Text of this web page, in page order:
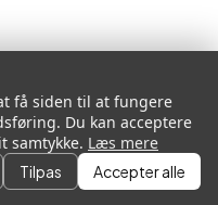
få siden til at fungere
Du kan acceptere
samtykke. Læs mere
Tilpas Accepter alle